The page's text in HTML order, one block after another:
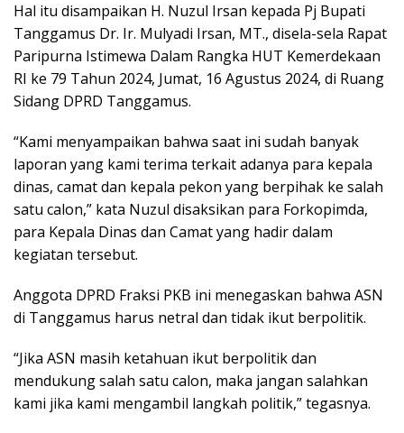
Hal itu disampaikan H. Nuzul Irsan kepada Pj Bupati
Tanggamus Dr. Ir. Mulyadi Irsan, MT., disela-sela Rapat
Paripurna Istimewa Dalam Rangka HUT Kemerdekaan
RI ke 79 Tahun 2024, Jumat, 16 Agustus 2024, di Ruang
Sidang DPRD Tanggamus.
“Kami menyampaikan bahwa saat ini sudah banyak
laporan yang kami terima terkait adanya para kepala
dinas, camat dan kepala pekon yang berpihak ke salah
satu calon,” kata Nuzul disaksikan para Forkopimda,
para Kepala Dinas dan Camat yang hadir dalam
kegiatan tersebut.
Anggota DPRD Fraksi PKB ini menegaskan bahwa ASN
di Tanggamus harus netral dan tidak ikut berpolitik.
“Jika ASN masih ketahuan ikut berpolitik dan
mendukung salah satu calon, maka jangan salahkan
kami jika kami mengambil langkah politik,” tegasnya.